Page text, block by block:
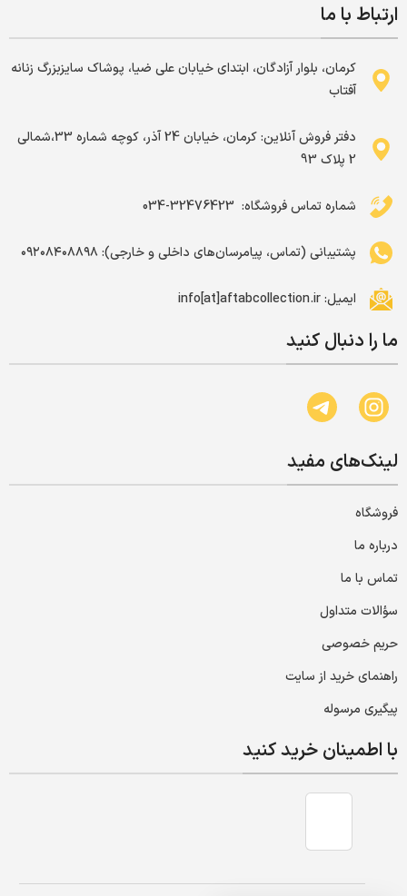
ارتباط با ما
کرمان، بلوار آزادگان، ابتدای خیابان علی ضیا، پوشاک سایزبزرگ زنانه
آفتاب
دفتر فروش آنلاین: کرمان، خیابان 24 آذر، کوچه شماره 33،شمالی
2 پلاک 93
شماره تماس فروشگاه: ‌ 32476423-034
پشتیبانی (تماس، پیامرسان‌های داخلی و خارجی): ۰۹۲۰۸۴۰۸۸۹۸
ایمیل: info[at]aftabcollection.ir
ما را دنبال کنید
لینک‌های مفید
فروشگاه
درباره ما
تماس با ما
سؤالات متداول
حریم خصوصی
راهنمای خرید از سایت
پیگیری مرسوله
با اطمینان خرید کنید